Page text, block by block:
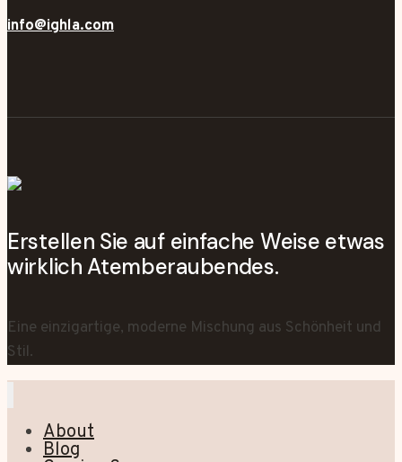
info@ighla.com
Erstellen Sie auf einfache Weise etwas
wirklich Atemberaubendes.
Eine einzigartige, moderne Mischung aus Schönheit und
Stil.
About
Blog